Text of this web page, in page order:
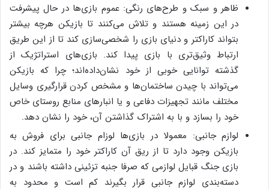
ظاهر و سبک و طرح‌های رنگی: عموم بازی‌ها در حال پیشرفت
در این زمینه هستند و تلاش می‌کنند تا بازیکن هرچه بیشتر
بتواند کاراکتر و دنیای بازی را شخصی‌سازی کند تا از این طریق
ارتباط وثیق‌تری با بازی پیدا کند. بازی‌های استراتژیک از
گذشته توانایی خوبی از خود نشان‌داده‌اند؛ چرا که بازیکن
می‌‎تواند با چیدن ساختمان‌ها و مشخص کردن قرارگیری وسایل
مختلف مانند تجهیزات دفاعی و یا انبارهای منابع روستای خاص
خود را بسازد و با به اشتراک گذاشتن آن، خود را نشان دهد.
لوازم جانبی: معمولا در بازی‌ها لوزام جانبی برای فروش به
بازیکن وجود دارد تا از ریق آن کاراکتر خود را متمایز کند. در
بازی جنگ قبایل لوازمی که صرفا جنبه تزئینی داشته باشند و در
دسته‌بندی لوازم جانبی قرار بگیرند کم است و محدود به